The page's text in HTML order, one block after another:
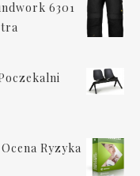
6301
Ryzyka